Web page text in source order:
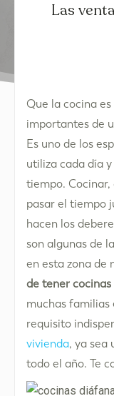
Las
Que la cocina
importantes de
Es uno de los
utiliza cada día
tiempo.
pasar el tiempo
hacen los
son algunas de
en esta zona de
de tener
muchas familias
requisito
vivienda, ya sea
todo el año. Te